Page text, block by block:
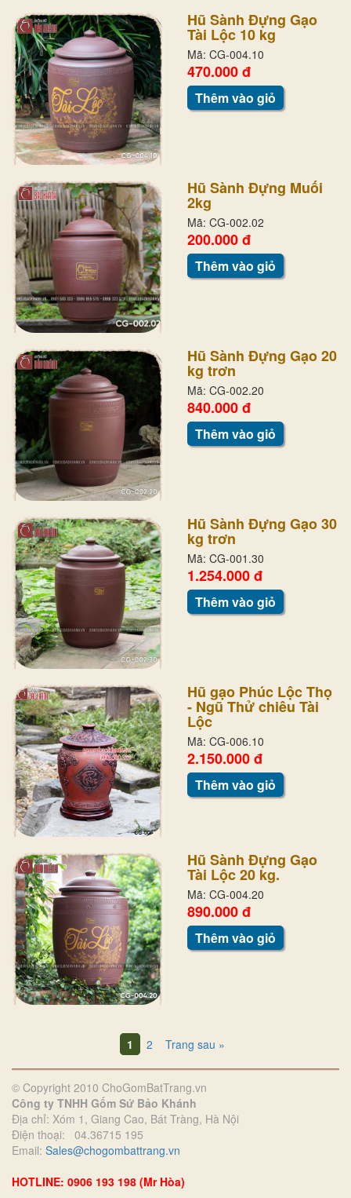
Hũ Sành Đựng Gạo
Tài Lộc 10 kg
Mã: CG-004.10
470.000 đ
Thêm vào giỏ
Hũ Sành Đựng Muối
2kg
Mã: CG-002.02
200.000 đ
Thêm vào giỏ
Hũ Sành Đựng Gạo 20
kg trơn
Mã: CG-002.20
840.000 đ
Thêm vào giỏ
Hũ Sành Đựng Gạo 30
kg trơn
Mã: CG-001.30
1.254.000 đ
Thêm vào giỏ
Hũ gạo Phúc Lộc Thọ
- Ngũ Thử chiêu Tài
Lộc
Mã: CG-006.10
2.150.000 đ
Thêm vào giỏ
Hũ Sành Đựng Gạo
Tài Lộc 20 kg.
Mã: CG-004.20
890.000 đ
Thêm vào giỏ
1 2 Trang sau »
© Copyright 2010 ChoGomBatTrang.vn
Công ty TNHH Gốm Sứ Bảo Khánh
Địa chỉ: Xóm 1, Giang Cao, Bát Tràng, Hà Nội
Điện thoại: 04.36715 195
Email: Sales@chogombattrang.vn
HOTLINE: 0906 193 198 (Mr Hòa)